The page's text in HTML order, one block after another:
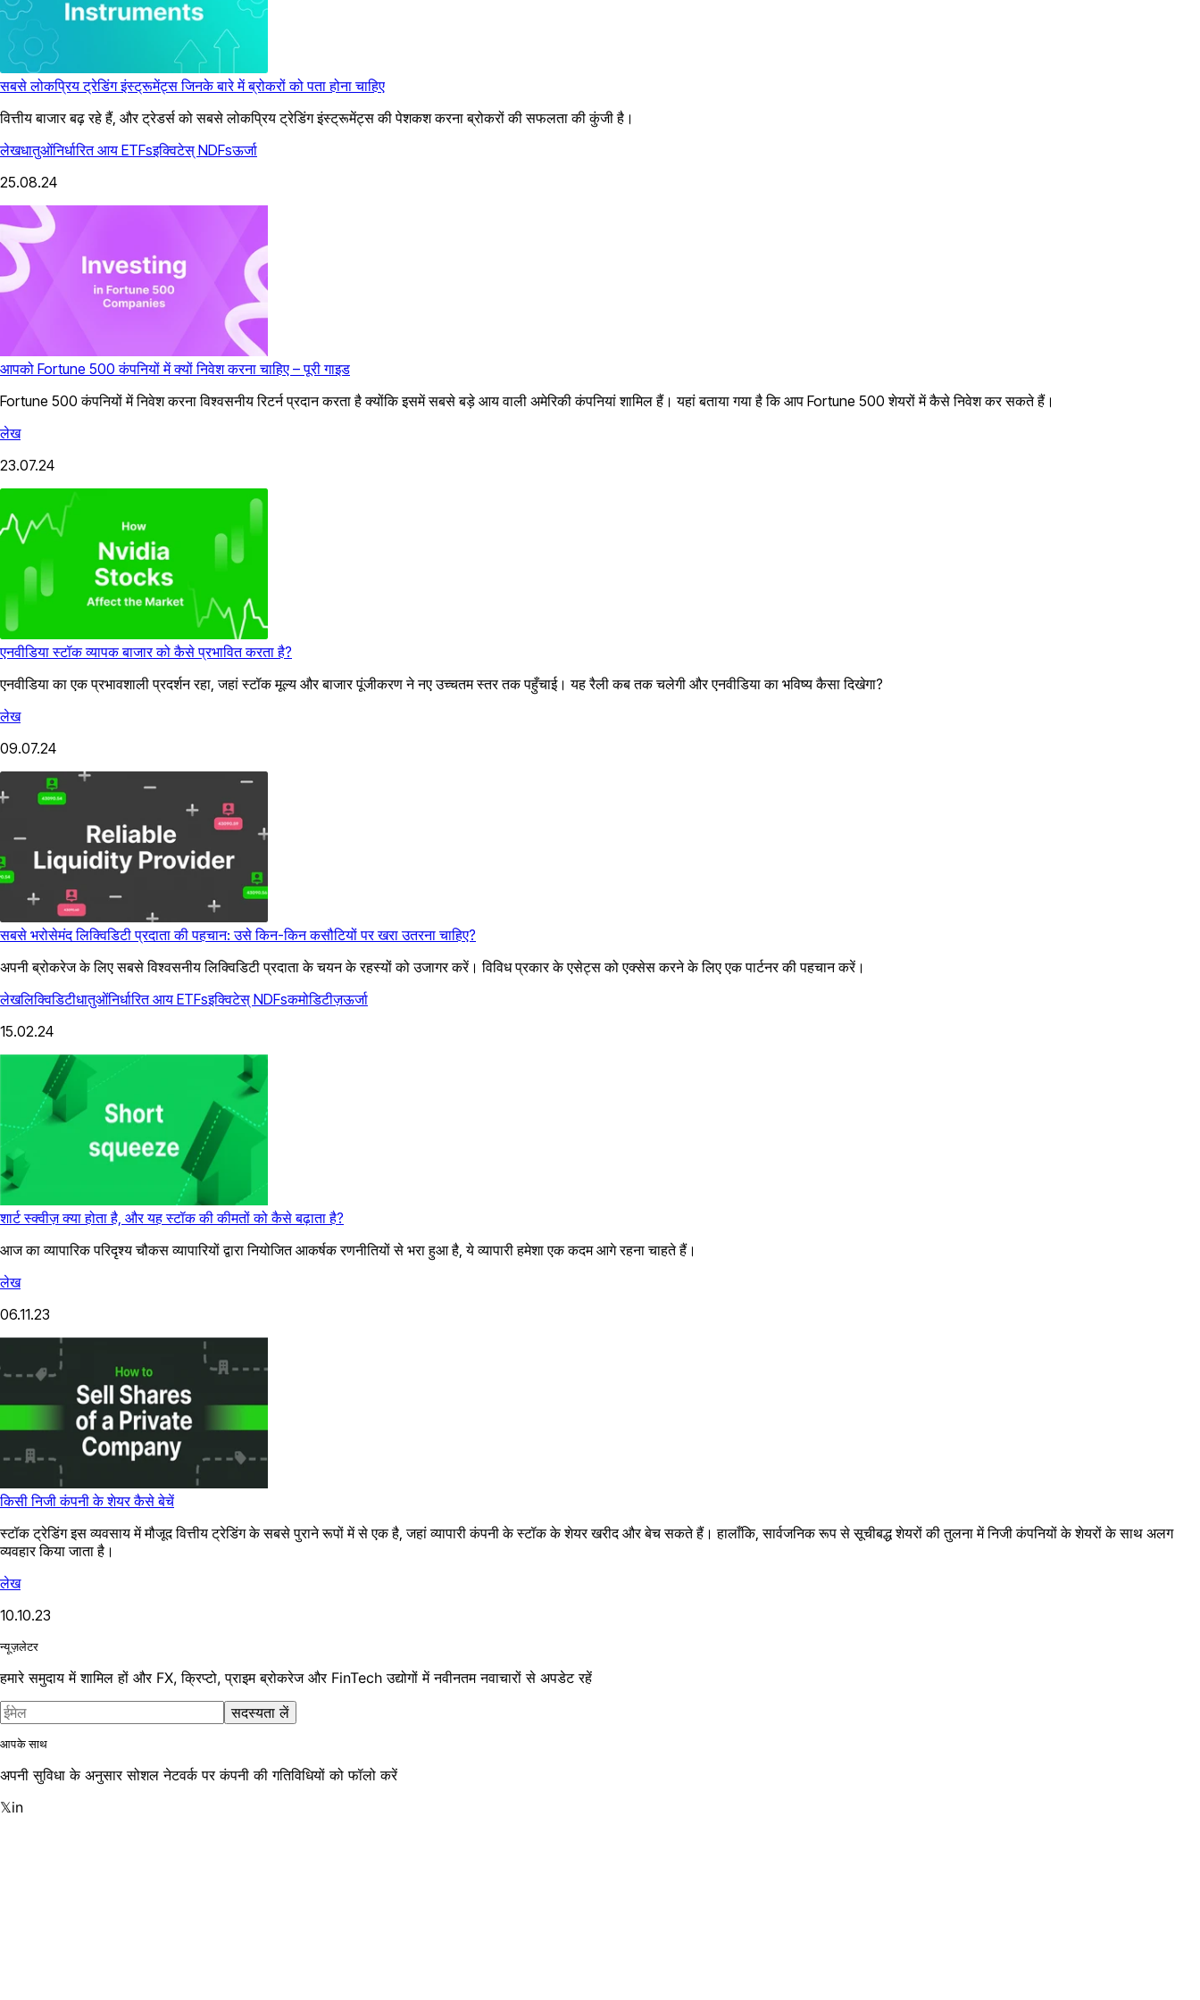
सबसे लोकप्रिय ट्रेडिंग इंस्ट्रूमेंट्स जिनके बारे में ब्रोकरों को पता होना चाहिए
वित्तीय बाजार बढ़ रहे हैं, और ट्रेडर्स को सबसे लोकप्रिय ट्रेडिंग इंस्ट्रूमेंट्स की पेशकश करना ब्रोकरों की सफलता की कुंजी है।
लेखधातुओंनिर्धारित आय ETFsइक्विटेस् NDFsऊर्जा
25.08.24
आपको Fortune 500 कंपनियों में क्यों निवेश करना चाहिए – पूरी गाइड
Fortune 500 कंपनियों में निवेश करना विश्वसनीय रिटर्न प्रदान करता है क्योंकि इसमें सबसे बड़े आय वाली अमेरिकी कंपनियां शामिल हैं। यहां बताया गया है कि आप Fortune 500 शेयरों में कैसे निवेश कर सकते हैं।
लेख
23.07.24
एनवीडिया स्टॉक व्यापक बाजार को कैसे प्रभावित करता है?
एनवीडिया का एक प्रभावशाली प्रदर्शन रहा, जहां स्टॉक मूल्य और बाजार पूंजीकरण ने नए उच्चतम स्तर तक पहुँचाई। यह रैली कब तक चलेगी और एनवीडिया का भविष्य कैसा दिखेगा?
लेख
09.07.24
सबसे भरोसेमंद लिक्विडिटी प्रदाता की पहचान: उसे किन-किन कसौटियों पर खरा उतरना चाहिए?
अपनी ब्रोकरेज के लिए सबसे विश्वसनीय लिक्विडिटी प्रदाता के चयन के रहस्यों को उजागर करें। विविध प्रकार के एसेट्स को एक्सेस करने के लिए एक पार्टनर की पहचान करें।
लेखलिक्विडिटीधातुओंनिर्धारित आय ETFsइक्विटेस् NDFsकमोडिटीज़ऊर्जा
15.02.24
शार्ट स्क्वीज़ क्या होता है, और यह स्टॉक की कीमतों को कैसे बढ़ाता है?
आज का व्यापारिक परिदृश्य चौकस व्यापारियों द्वारा नियोजित आकर्षक रणनीतियों से भरा हुआ है, ये व्यापारी हमेशा एक कदम आगे रहना चाहते हैं।
लेख
06.11.23
किसी निजी कंपनी के शेयर कैसे बेचें
स्टॉक ट्रेडिंग इस व्यवसाय में मौजूद वित्तीय ट्रेडिंग के सबसे पुराने रूपों में से एक है, जहां व्यापारी कंपनी के स्टॉक के शेयर खरीद और बेच सकते हैं। हालाँकि, सार्वजनिक रूप से सूचीबद्ध शेयरों की तुलना में निजी कंपनियों के शेयरों के साथ अलग
व्यवहार किया जाता है।
लेख
10.10.23
न्यूज़लेटर
हमारे समुदाय में शामिल हों और FX, क्रिप्टो, प्राइम ब्रोकरेज और FinTech उद्योगों में नवीनतम नवाचारों से अपडेट रहें
सदस्यता लें
आपके साथ
अपनी सुविधा के अनुसार सोशल नेटवर्क पर कंपनी की गतिविधियों को फॉलो करें
𝕏in